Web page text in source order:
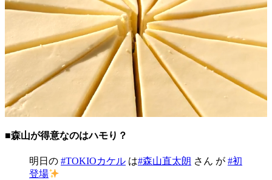
■森山が得意なのはハモり？
明日の #TOKIOカケル は#森山直太朗 さん が #初
登場